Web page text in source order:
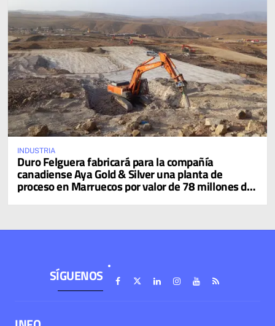
INDUSTRIA
Duro Felguera fabricará para la compañía
canadiense Aya Gold & Silver una planta de
proceso en Marruecos por valor de 78 millones de
dólares
SÍGUENOS